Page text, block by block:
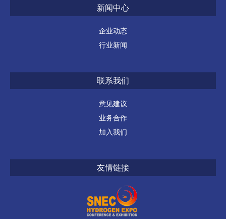
新闻中心
企业动态
行业新闻
联系我们
意见建议
业务合作
加入我们
友情链接